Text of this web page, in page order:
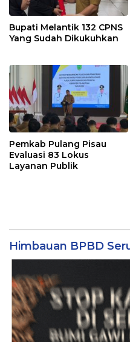
Bupati Melantik 132 CPNS
Yang Sudah Dikukuhkan
Pemkab Pulang Pisau
Evaluasi 83 Lokus
Layanan Publik
Himbauan BPBD